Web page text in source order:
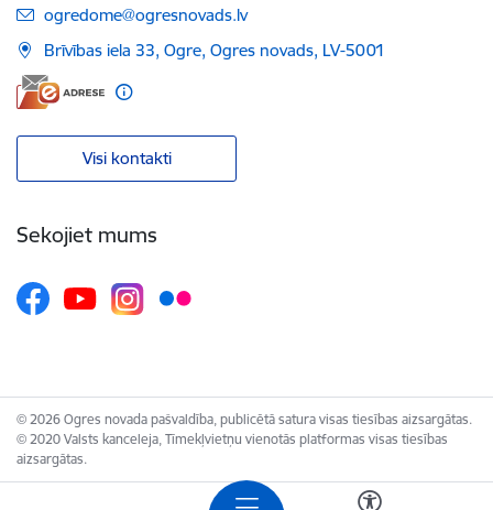
E-pasts:
ogredome@ogresnovads.lv
Brīvības iela 33, Ogre, Ogres novads, LV-5001
Visi kontakti
Sekojiet mums
© 2026 Ogres novada pašvaldība, publicētā satura visas tiesības aizsargātas.
© 2020 Valsts kanceleja, Tīmekļvietņu vienotās platformas visas tiesības
aizsargātas.